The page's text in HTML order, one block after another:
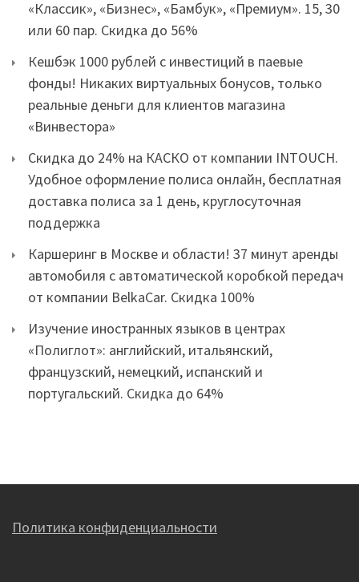
бамбука и хлопка от интернет-магазина Sox2Box:
«Классик», «Бизнес», «Бамбук», «Премиум». 15, 30
или 60 пар. Скидка до 56%
Кешбэк 1000 рублей с инвестиций в паевые
фонды! Никаких виртуальных бонусов, только
реальные деньги для клиентов магазина
«Винвестора»
Скидка до 24% на КАСКО от компании INTOUCH.
Удобное оформление полиса онлайн, бесплатная
доставка полиса за 1 день, круглосуточная
поддержка
Каршеринг в Москве и области! 37 минут аренды
автомобиля с автоматической коробкой передач
от компании BelkaCar. Скидка 100%
Изучение иностранных языков в центрах
«Полиглот»: английский, итальянский,
французский, немецкий, испанский и